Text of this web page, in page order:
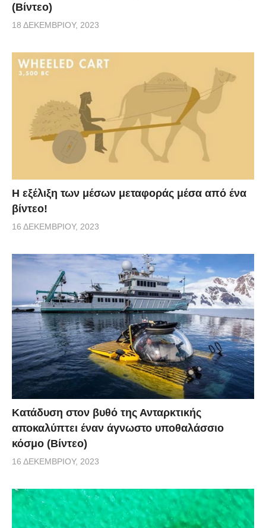
(Βίντεο)
18 ΔΕΚΕΜΒΡΊΟΥ, 2023
Η εξέλιξη των μέσων μεταφοράς μέσα από ένα
βίντεο!
16 ΔΕΚΕΜΒΡΊΟΥ, 2023
Κατάδυση στον βυθό της Ανταρκτικής
αποκαλύπτει έναν άγνωστο υποθαλάσσιο
κόσμο (Βίντεο)
16 ΔΕΚΕΜΒΡΊΟΥ, 2023